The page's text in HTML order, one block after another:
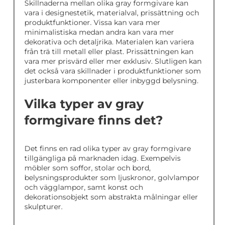
Skillnaderna mellan olika gray formgivare kan
vara i designestetik, materialval, prissättning och
produktfunktioner. Vissa kan vara mer
minimalistiska medan andra kan vara mer
dekorativa och detaljrika. Materialen kan variera
från trä till metall eller plast. Prissättningen kan
vara mer prisvärd eller mer exklusiv. Slutligen kan
det också vara skillnader i produktfunktioner som
justerbara komponenter eller inbyggd belysning.
Vilka typer av gray
formgivare finns det?
Det finns en rad olika typer av gray formgivare
tillgängliga på marknaden idag. Exempelvis
möbler som soffor, stolar och bord,
belysningsprodukter som ljuskronor, golvlampor
och vägglampor, samt konst och
dekorationsobjekt som abstrakta målningar eller
skulpturer.